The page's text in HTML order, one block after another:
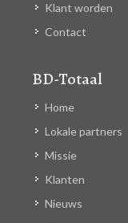
Klant worden
Contact
BD-Totaal
Home
Lokale partners
Missie
Klanten
Nieuws